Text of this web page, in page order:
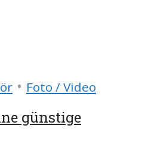
• Foto / Video
günstige